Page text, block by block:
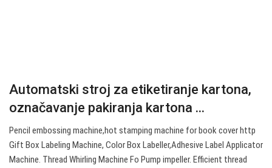
Automatski stroj za etiketiranje kartona,
označavanje pakiranja kartona ...
Pencil embossing machine,hot stamping machine for book cover http
Gift Box Labeling Machine, Color Box Labeller,Adhesive Label Applicator
Machine. Thread Whirling Machine Fo Pump impeller. Efficient thread